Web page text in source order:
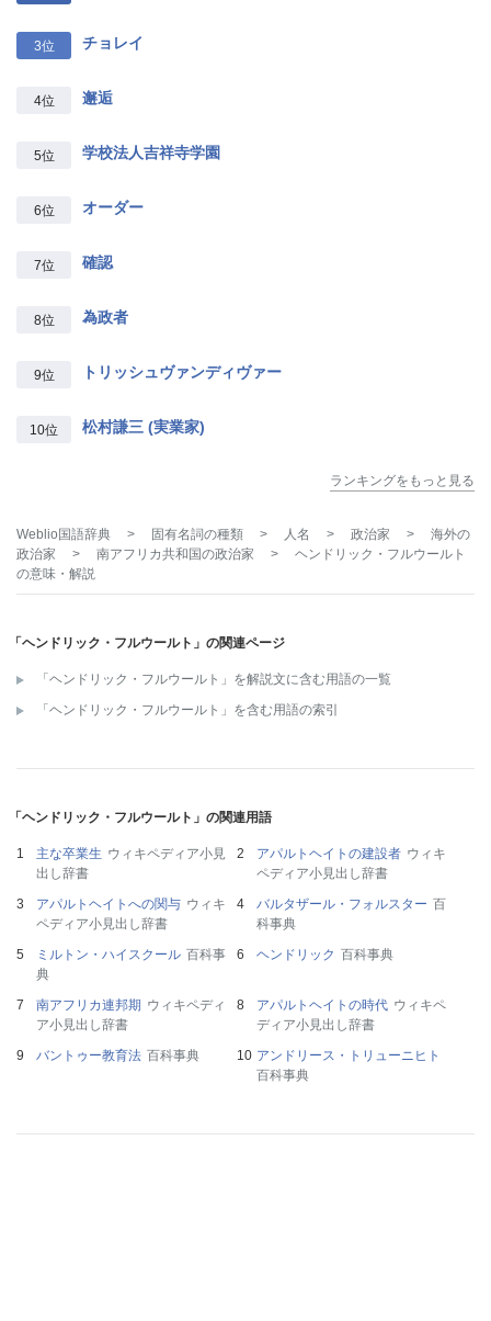
3位 チョレイ
4位 邂逅
5位 学校法人吉祥寺学園
6位 オーダー
7位 確認
8位 為政者
9位 トリッシュヴァンディヴァー
10位 松村謙三 (実業家)
ランキングをもっと見る
Weblio国語辞典 > 固有名詞の種類 > 人名 > 政治家 >
海外の
政治家
> 南アフリカ共和国の政治家 >
ヘンドリック・フルウールト
の意味・解説
「ヘンドリック・フルウールト」の関連ページ
「ヘンドリック・フルウールト」を解説文に含む用語の一覧
「ヘンドリック・フルウールト」を含む用語の索引
「ヘンドリック・フルウールト」の関連用語
主な卒業生 ウィキペディア小見
出し辞書
アパルトヘイトの建設者 ウィキ
ペディア小見出し辞書
アパルトヘイトへの関与 ウィキ
ペディア小見出し辞書
バルタザール・フォルスター 百
科事典
ミルトン・ハイスクール 百科事
典
ヘンドリック 百科事典
南アフリカ連邦期 ウィキペディ
ア小見出し辞書
アパルトヘイトの時代 ウィキペ
ディア小見出し辞書
バントゥー教育法 百科事典
アンドリース・トリューニヒト
百科事典